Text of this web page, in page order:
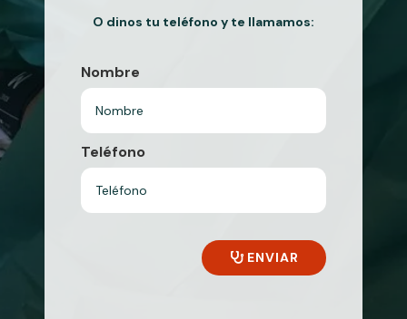
O dinos tu teléfono y te llamamos:
Nombre
Teléfono
ENVIAR